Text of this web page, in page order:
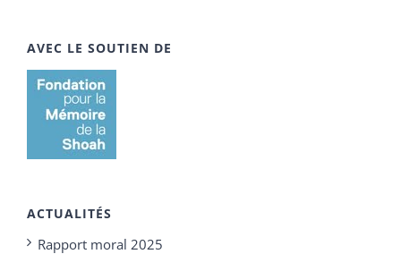
AVEC LE SOUTIEN DE
ACTUALITÉS
Rapport moral 2025